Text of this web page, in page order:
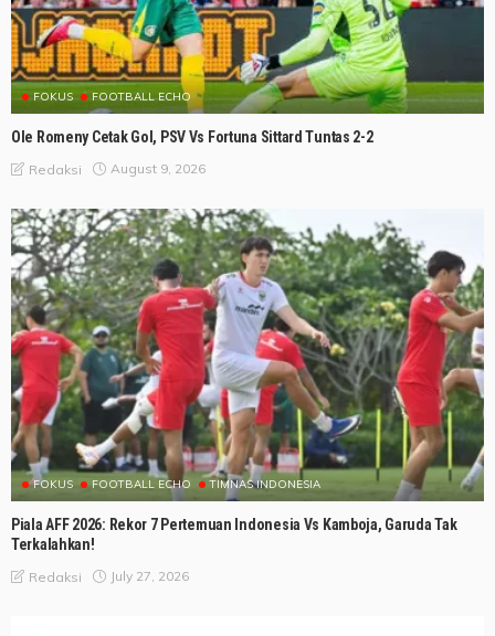
FOKUS FOOTBALL ECHO
Ole Romeny Cetak Gol, PSV Vs Fortuna Sittard Tuntas 2-2
Redaksi August 9, 2026
FOKUS FOOTBALL ECHO TIMNAS INDONESIA
Piala AFF 2026: Rekor 7 Pertemuan Indonesia Vs Kamboja, Garuda Tak
Terkalahkan!
Redaksi July 27, 2026